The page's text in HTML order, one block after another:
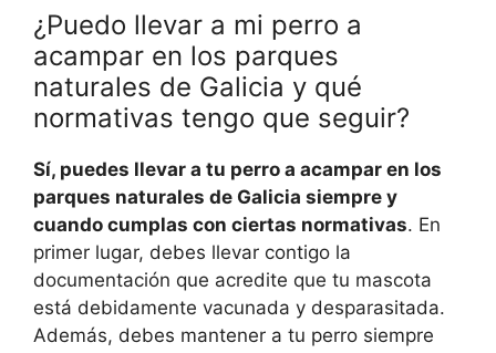
¿Puedo llevar a mi perro a
acampar en los parques
naturales de Galicia y qué
normativas tengo que seguir?
Sí, puedes llevar a tu perro a acampar en los
parques naturales de Galicia siempre y
cuando cumplas con ciertas normativas. En
primer lugar, debes llevar contigo la
documentación que acredite que tu mascota
está debidamente vacunada y desparasitada.
Además, debes mantener a tu perro siempre